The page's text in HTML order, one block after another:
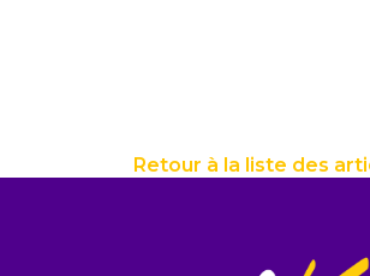
Retour à la liste des